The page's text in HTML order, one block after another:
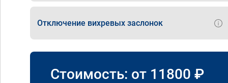
Отключение вихревых заслонок
Стоимость: от 11800 ₽